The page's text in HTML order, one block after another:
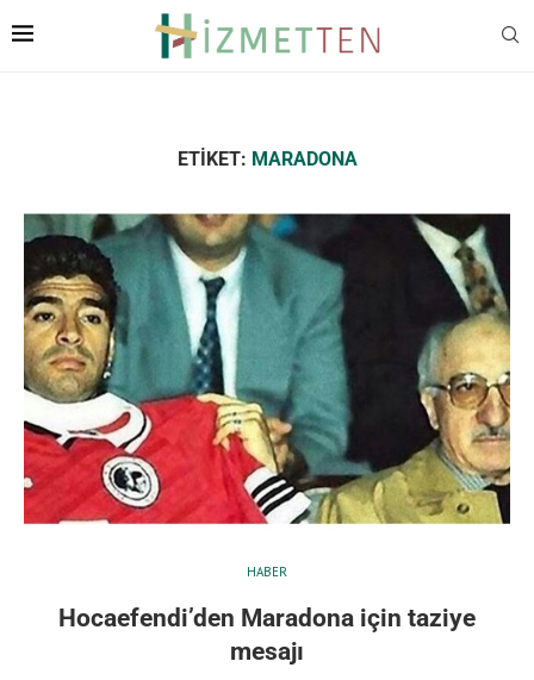
ETIKET: MARADONA
HABER
Hocaefendi’den Maradona için taziye
mesajı